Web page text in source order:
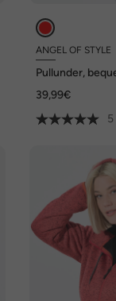
ANGEL OF STYLE
Pullunder,
39,99€
5